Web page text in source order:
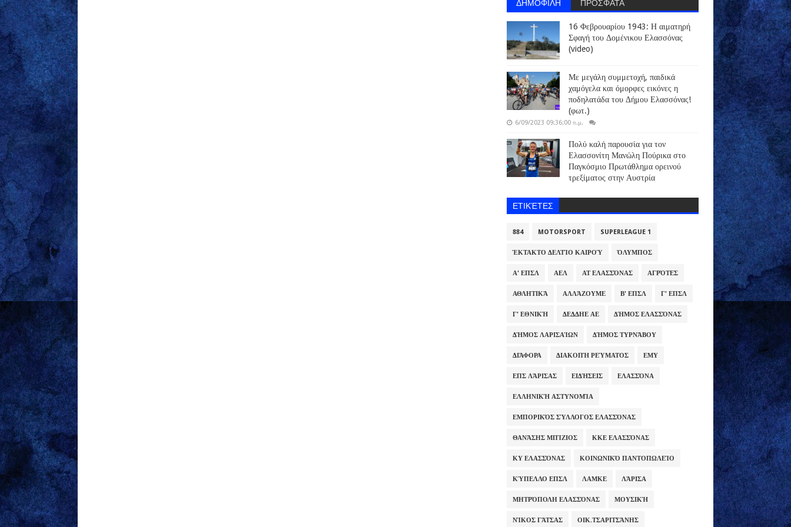
16 Φεβρουαρίου 1943: Η αιματηρή
Σφαγή του Δομένικου Ελασσόνας
(video)
Με μεγάλη συμμετοχή, παιδικά
χαμόγελα και όμορφες εικόνες η
ποδηλατάδα του Δήμου Ελασσόνας!
(φωτ.)
6/09/2023 09:36:00 π.μ.
Πολύ καλή παρουσία για τον
Ελασσονίτη Μανώλη Πούρικα στο
Παγκόσμιο Πρωτάθλημα ορεινού
τρεξίματος στην Αυστρία
ΕΤΙΚΈΤΕΣ
884 MOTORSPORT SUPERLEAGUE 1
ΈΚΤΑΚΤΟ ΔΕΛΤΊΟ ΚΑΙΡΟΎ ΌΛΥΜΠΟΣ
Α' ΕΠΣΛ ΑΕΛ ΑΤ ΕΛΑΣΣΌΝΑΣ ΑΓΡΌΤΕΣ
ΑΘΛΗΤΙΚΆ ΑΛΛΆΖΟΥΜΕ Β' ΕΠΣΛ Γ' ΕΠΣΛ
Γ' ΕΘΝΙΚΉ ΔΕΔΔΗΕ ΑΕ ΔΉΜΟΣ ΕΛΑΣΣΌΝΑΣ
ΔΉΜΟΣ ΛΑΡΙΣΑΊΩΝ ΔΉΜΟΣ ΤΥΡΝΆΒΟΥ
ΔΙΆΦΟΡΑ ΔΙΑΚΟΠΉ ΡΕΎΜΑΤΟΣ ΕΜΥ
ΕΠΣ ΛΆΡΙΣΑΣ ΕΙΔΉΣΕΙΣ ΕΛΑΣΣΌΝΑ
ΕΛΛΗΝΙΚΉ ΑΣΤΥΝΟΜΊΑ
ΕΜΠΟΡΙΚΌΣ ΣΎΛΛΟΓΟΣ ΕΛΑΣΣΌΝΑΣ
ΘΑΝΆΣΗΣ ΜΠΊΖΙΟΣ ΚΚΕ ΕΛΑΣΣΌΝΑΣ
ΚΥ ΕΛΑΣΣΌΝΑΣ ΚΟΙΝΩΝΙΚΌ ΠΑΝΤΟΠΩΛΕΊΟ
ΚΎΠΕΛΛΟ ΕΠΣΛ ΛΑΜΚΕ ΛΆΡΙΣΑ
ΜΗΤΡΌΠΟΛΗ ΕΛΑΣΣΌΝΑΣ ΜΟΥΣΙΚΉ
ΝΊΚΟΣ ΓΆΤΣΑΣ ΟΙΚ.ΤΣΑΡΙΤΣΆΝΗΣ